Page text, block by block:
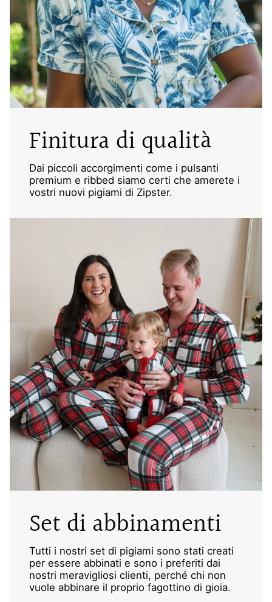
Finitura di qualità
Dai piccoli accorgimenti come i pulsanti
premium e ribbed siamo certi che amerete i
vostri nuovi pigiami di Zipster.
Set di abbinamenti
Tutti i nostri set di pigiami sono stati creati
per essere abbinati e sono i preferiti dai
nostri meravigliosi clienti, perché chi non
vuole abbinare il proprio fagottino di gioia.